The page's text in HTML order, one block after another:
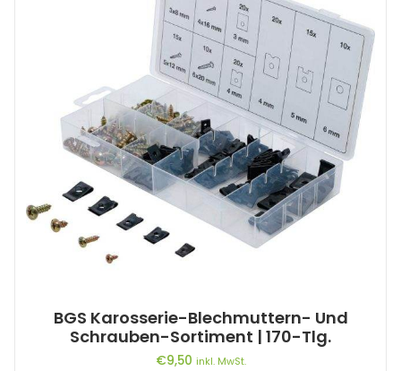
BGS Karosserie-Blechmuttern- Und
Schrauben-Sortiment | 170-Tlg.
€9,50 inkl. MwSt.